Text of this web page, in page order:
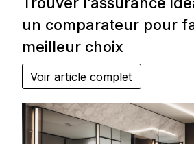
un comparateur pour
meilleur choix
Voir article complet